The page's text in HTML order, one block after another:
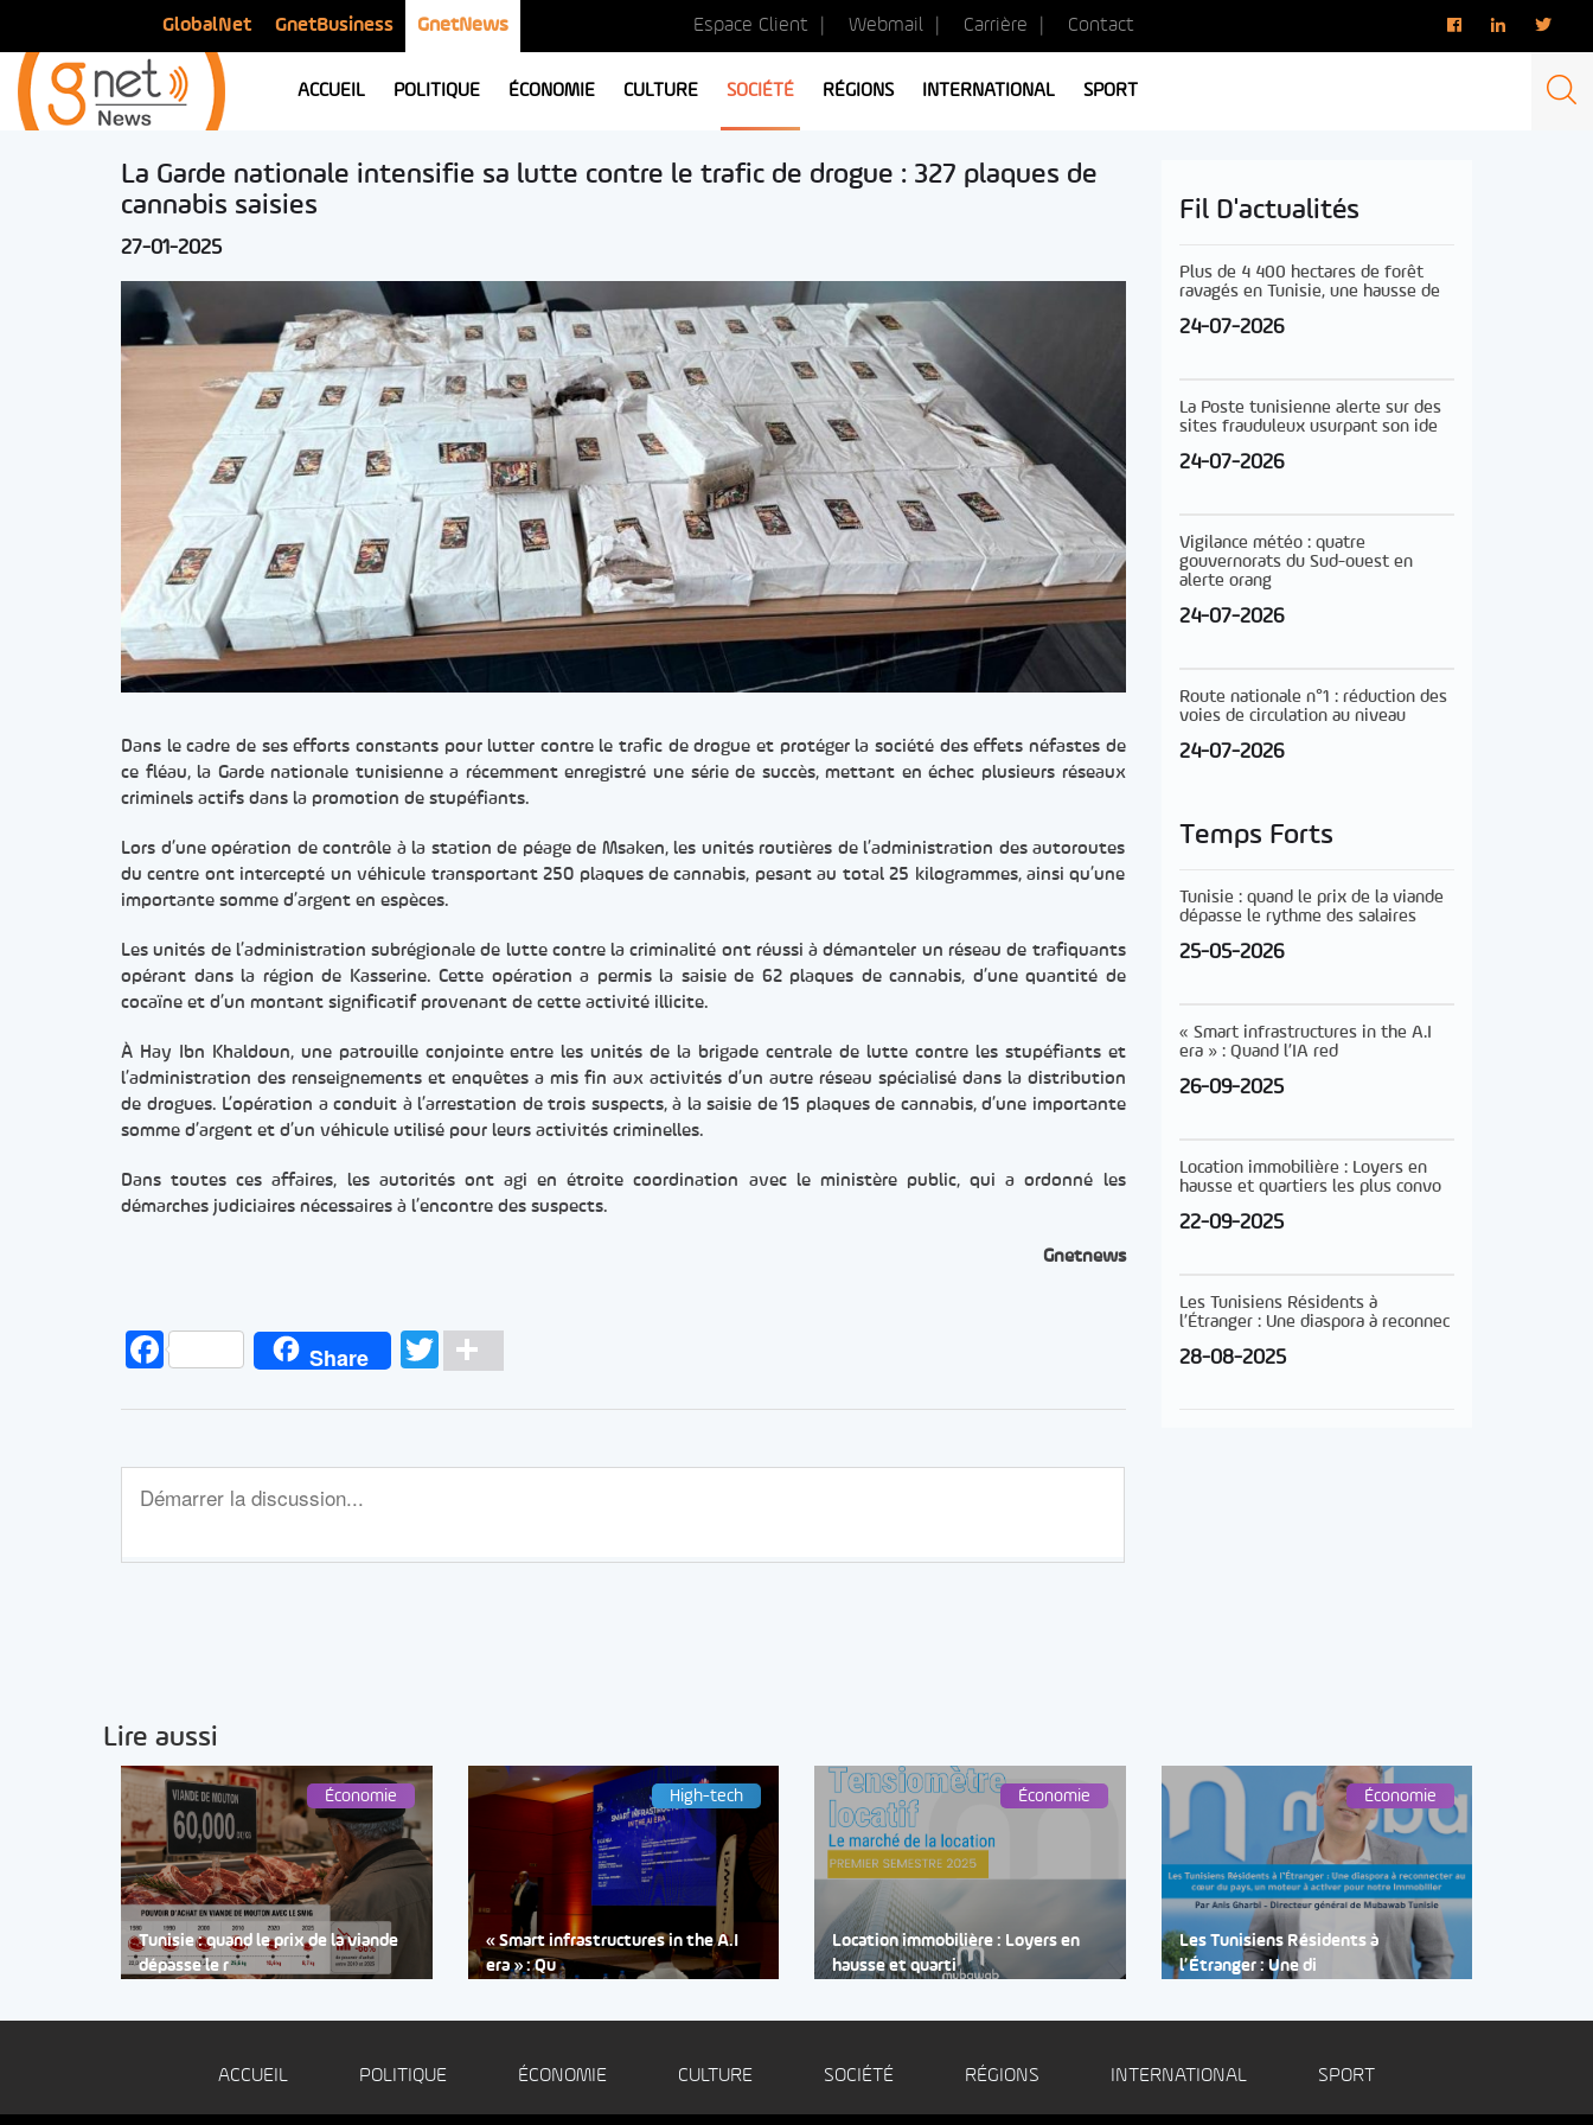
GlobalNet GnetBusiness GnetNews Espace Client Webmail Carrière Contact
ACCUEIL POLITIQUE ÉCONOMIE CULTURE SOCIÉTÉ RÉGIONS INTERNATIONAL SPORT
La Garde nationale intensifie sa lutte contre le trafic de drogue : 327 plaques de
cannabis saisies
27-01-2025
Dans le cadre de ses efforts constants pour lutter contre le trafic de drogue et protéger la société des effets néfastes de
ce fléau, la Garde nationale tunisienne a récemment enregistré une série de succès, mettant en échec plusieurs réseaux
criminels actifs dans la promotion de stupéfiants.
Lors d’une opération de contrôle à la station de péage de Msaken, les unités routières de l’administration des autoroutes
du centre ont intercepté un véhicule transportant 250 plaques de cannabis, pesant au total 25 kilogrammes, ainsi qu’une
importante somme d’argent en espèces.
Les unités de l’administration subrégionale de lutte contre la criminalité ont réussi à démanteler un réseau de trafiquants
opérant dans la région de Kasserine. Cette opération a permis la saisie de 62 plaques de cannabis, d’une quantité de
cocaïne et d’un montant significatif provenant de cette activité illicite.
À Hay Ibn Khaldoun, une patrouille conjointe entre les unités de la brigade centrale de lutte contre les stupéfiants et
l’administration des renseignements et enquêtes a mis fin aux activités d’un autre réseau spécialisé dans la distribution
de drogues. L’opération a conduit à l’arrestation de trois suspects, à la saisie de 15 plaques de cannabis, d’une importante
somme d’argent et d’un véhicule utilisé pour leurs activités criminelles.
Dans toutes ces affaires, les autorités ont agi en étroite coordination avec le ministère public, qui a ordonné les
démarches judiciaires nécessaires à l’encontre des suspects.
Gnetnews
FacebookShare TwitterPartager
Fil D'actualités
Plus de 4 400 hectares de forêt
ravagés en Tunisie, une hausse de
24-07-2026
La Poste tunisienne alerte sur des
sites frauduleux usurpant son ide
24-07-2026
Vigilance météo : quatre
gouvernorats du Sud-ouest en
alerte orang
24-07-2026
Route nationale n°1 : réduction des
voies de circulation au niveau
24-07-2026
Temps Forts
Tunisie : quand le prix de la viande
dépasse le rythme des salaires
25-05-2026
« Smart infrastructures in the A.I
era » : Quand l’IA red
26-09-2025
Location immobilière : Loyers en
hausse et quartiers les plus convo
22-09-2025
Les Tunisiens Résidents à
l’Étranger : Une diaspora à reconnec
28-08-2025
Lire aussi
Économie
Tunisie : quand le prix de la viande
dépasse le r
High-tech
« Smart infrastructures in the A.I
era » : Qu
Économie
Location immobilière : Loyers en
hausse et quarti
Économie
Les Tunisiens Résidents à
l’Étranger : Une di
ACCUEIL POLITIQUE ÉCONOMIE CULTURE SOCIÉTÉ RÉGIONS INTERNATIONAL SPORT